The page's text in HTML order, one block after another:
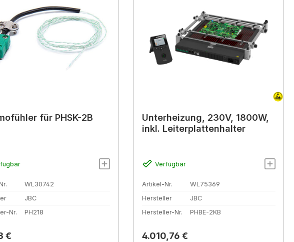
für PHSK-2B
WL30742
JBC
Nr.
PH218
Preis:
€
Unterheizung, 230V, 1800W,
inkl. Leiterplattenhalter
Verfügbar
Artikel-Nr.
WL75369
Hersteller
JBC
Hersteller-Nr.
PHBE-2KB
Regulärer Preis:
4.010,76 €